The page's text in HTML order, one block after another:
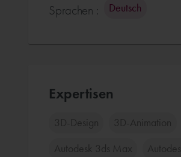
Sprachen : Deutsch
Expertisen
3D-Design 3D-Animation
Autodesk 3ds Max